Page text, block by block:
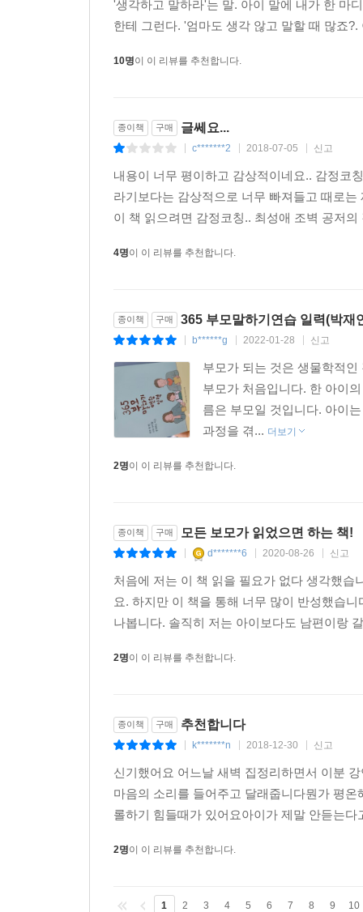
'생각하고 말하라'는 말. 아이 말에 내가 한 마
한테 그런다. '엄마도 생각 않고 말할 때 많죠
10명이 이 리뷰를 추천합니다.
종이책 구매 글쎄요...
c*******2 2018-07-05 신고
내용이 너무 평이하고 감상적이네요.. 감정코
라기보다는 감상적으로 너무 빠져들고 때로
이 책 읽으려면 감정코칭.. 최성애 조벽 공저
4명이 이 리뷰를 추천합니다.
종이책 구매 365 부모말하기연습 일력(박재
b******g 2022-01-28 신고
부모가 되는 것은 생물학적
부모가 처음입니다. 한 아이
름은 부모일 것입니다. 아이
과정을 겪... 더보기
2명이 이 리뷰를 추천합니다.
종이책 구매 모든 보모가 읽었으면 하는 책!
d*******6 2020-08-26 신고
처음에 저는 이 책 읽을 필요가 없다 생각했
요. 하지만 이 책을 통해 너무 많이 반성했습
나봅니다. 솔직히 저는 아이보다도 남편이랑
2명이 이 리뷰를 추천합니다.
종이책 구매 추천합니다
k*******n 2018-12-30 신고
신기했어요 어느날 새벽 집정리하면서 이분
마음의 소리를 들어주고 달래줍니다뭔가 평
롤하기 힘들때가 있어요아이가 제말 안듣는
2명이 이 리뷰를 추천합니다.
1 2 3 4 5 6 7 8 9 10